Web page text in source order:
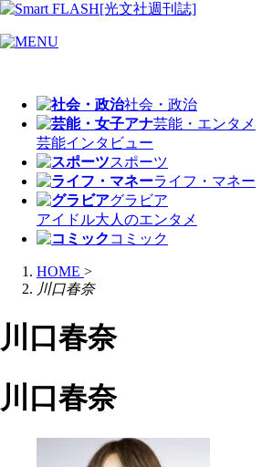
社会・政治
芸能・エンタメ
芸能インタビュー
スポーツ
ライフ・マネー
グラビア
アイドル大人のエンタメ
コミック
HOME >
川口春奈
川口春奈
川口春奈